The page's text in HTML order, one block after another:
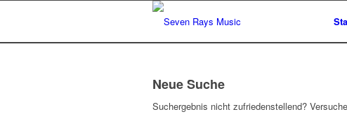
Neue Suche
Suchergebnis nicht zufriedenstellend?